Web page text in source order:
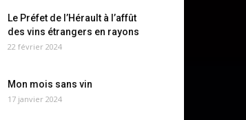
Le Préfet de l’Hérault à l’affût
des vins étrangers en rayons
22 février 2024
Mon mois sans vin
17 janvier 2024